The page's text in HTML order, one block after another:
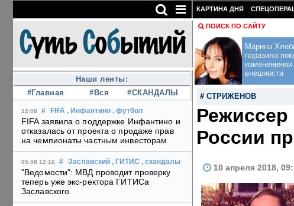
Наши ленты:
#Главная
#Вся #СКАНДАЛЫ
12:08 # FIFA , Инфантино , футбол
FIFA заявила о поддержке Инфантино и
отказалась от проекта о продаже прав
на чемпионаты частным инвесторам
05.08 12:16 # Заславский , ГИТИС , скандалы
"Ведомости": МВД проводит проверку
теперь уже экс-ректора ГИТИСа
Заславского
КАРТИНА ДНЯ
ПОИСК ПО САЙТУ
Марина
поразила
изменениями
внешности
# СТРИЖЕНОВ
Режиссер
России
10 апреля 2018,